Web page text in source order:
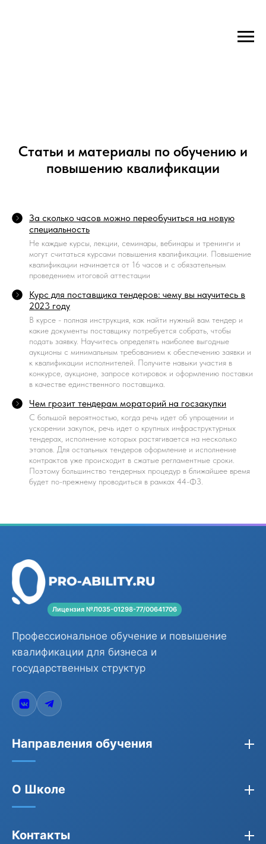
Статьи и материалы по обучению и
повышению квалификации
За сколько часов можно переобучиться на новую
специальность
Не каждые курсы, лекции, семинары, вебинары и тренинги и
могут считаться курсами повышения квалификации. Повышение
квалификации начинается от 16 часов и с обязательным
проведением итоговой аттестации
Курс для поставщика тендеров: чему вы научитесь в
2023 году
В курсе - полная инструкция, как найти нужный вам тендер и
какие документы поставщику потребуется собрать, чтобы
подать заявку. Научитесь определять наиболее выгодные
аукционы с минимальным требованием к обеспечению заявки и
к квалификации исполнителей. Получите навыки участия в
конкурсе, аукционе, запросе котировок и оформлению поставки
в качестве единственного поставщика.
Чем грозит тендерам мораторий на госзакупки
С большой вероятностью, когда речь идет об упрощении и
ускорении закупок, речь идет о крупных инфраструктурных
тендерах, исполнение которых растягивается на несколько
этапов. Для остальных тендеров оформление и исполнение
контрактов уже происходит в сжатые регламентные сроки.
Поэтому большинство тендерных процедур в ближайшее время
будет по-прежнему проводиться в рамках 44-ФЗ.
Лицензия №Л035-01298-77/00641706
Профессиональное обучение и повышение
квалификации для бизнеса и
государственных структур
Направления обучения
Бухгалтерия
Противодействие коррупции
О Школе
Лицензия
Контакты